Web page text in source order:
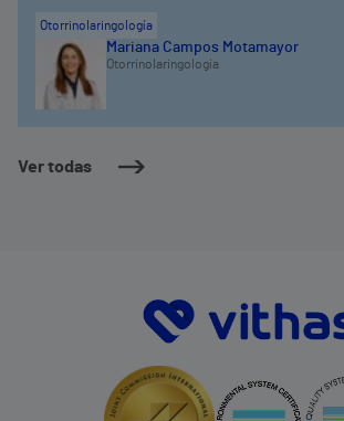
Ver todas
Otorrinolaringología
Mariana Campos Motamayor
Otorrinolaringología